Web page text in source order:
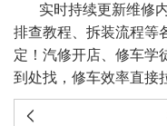
实时持续更新维修
排查教程、拆装流程等
定！汽修开店、修车学
到处找，修车效率直接